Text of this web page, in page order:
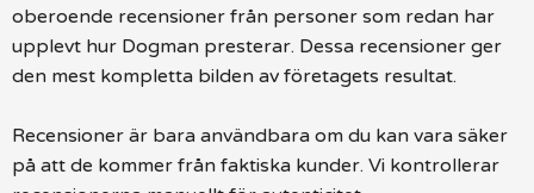
oberoende recensioner från personer som redan har
upplevt hur Dogman presterar. Dessa recensioner ger
den mest kompletta bilden av företagets resultat.
Recensioner är bara användbara om du kan vara säker
på att de kommer från faktiska kunder. Vi kontrollerar